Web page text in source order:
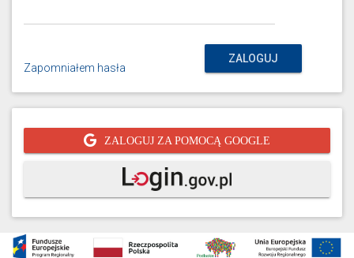
Zapomniałem hasła
ZALOGUJ
ZALOGUJ ZA POMOCĄ GOOGLE